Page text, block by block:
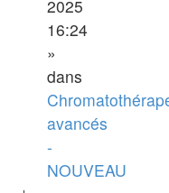
2025
16:24
»
dans
avancés
-
NOUVEAU